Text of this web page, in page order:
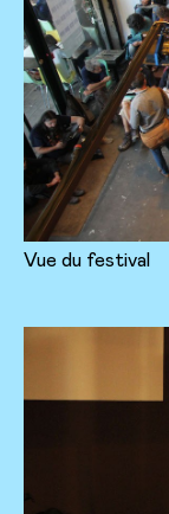
Vue du festival